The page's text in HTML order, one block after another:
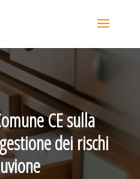
CE sulla
dei rischi